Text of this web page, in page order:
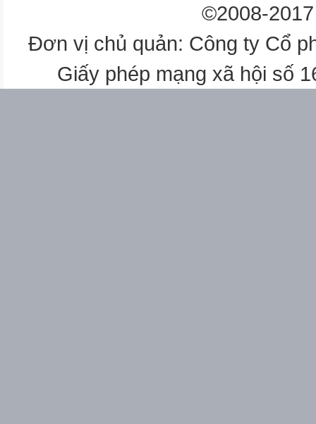
©2008-
Đơn vị chủ quản: Công ty Cổ
Giấy phép mạng xã hội số